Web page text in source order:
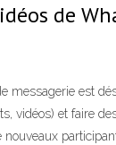
de
est
vidéos) et faire